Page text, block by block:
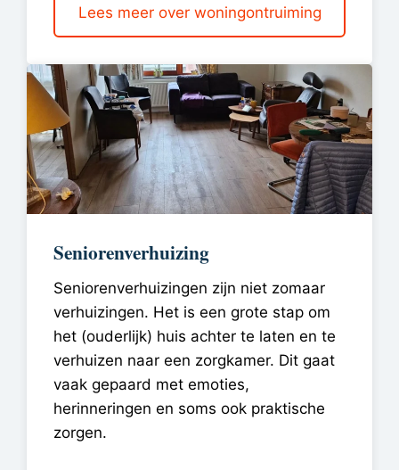
Lees meer over woningontruiming
Seniorenverhuizing
Seniorenverhuizingen zijn niet zomaar
verhuizingen. Het is een grote stap om
het (ouderlijk) huis achter te laten en te
verhuizen naar een zorgkamer. Dit gaat
vaak gepaard met emoties,
herinneringen en soms ook praktische
zorgen.